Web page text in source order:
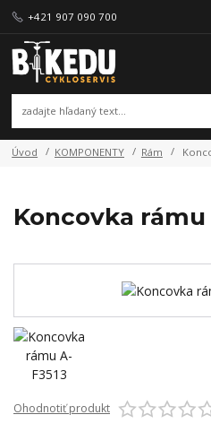
+421 907 090 700
Úvod KOMPONENTY Rám
Koncovka rámu
Ohodnotiť produkt